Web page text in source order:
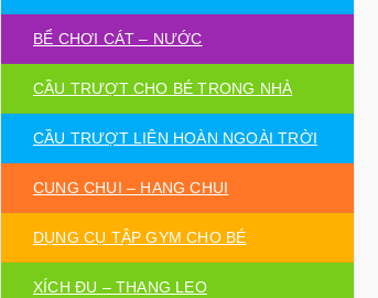
BỂ CHƠI CÁT – NƯỚC
CẦU TRƯỢT CHO BÉ TRONG NHÀ
CẦU TRƯỢT LIÊN HOÀN NGOÀI TRỜI
CUNG CHUI – HANG CHUI
DỤNG CỤ TẬP GYM CHO BÉ
XÍCH ĐU – THANG LEO